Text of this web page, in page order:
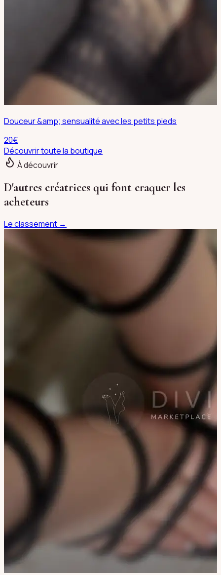
Douceur &amp; sensualité avec les petits pieds
20€
Découvrir toute la boutique
À découvrir
D'autres créatrices qui font craquer les
acheteurs
Le classement →